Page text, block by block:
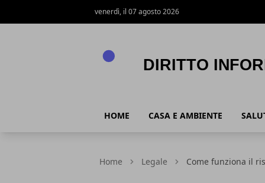
venerdì, il 07 agosto 2026
HOME CASA E AMBIENTE
Home Legale Come funziona il